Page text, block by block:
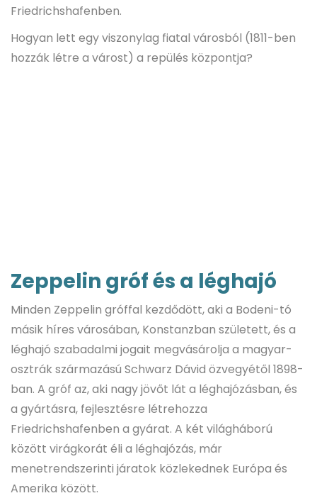
Friedrichshafenben.
Hogyan lett egy viszonylag fiatal városból (1811-ben
hozzák létre a várost) a repülés központja?
Zeppelin gróf és a léghajó
Minden Zeppelin gróffal kezdődött, aki a Bodeni-tó
másik híres városában, Konstanzban született, és a
léghajó szabadalmi jogait megvásárolja a magyar-
osztrák származású Schwarz Dávid özvegyétől 1898-
ban. A gróf az, aki nagy jövőt lát a léghajózásban, és
a gyártásra, fejlesztésre létrehozza
Friedrichshafenben a gyárat. A két világháború
között virágkorát éli a léghajózás, már
menetrendszerinti járatok közlekednek Európa és
Amerika között.